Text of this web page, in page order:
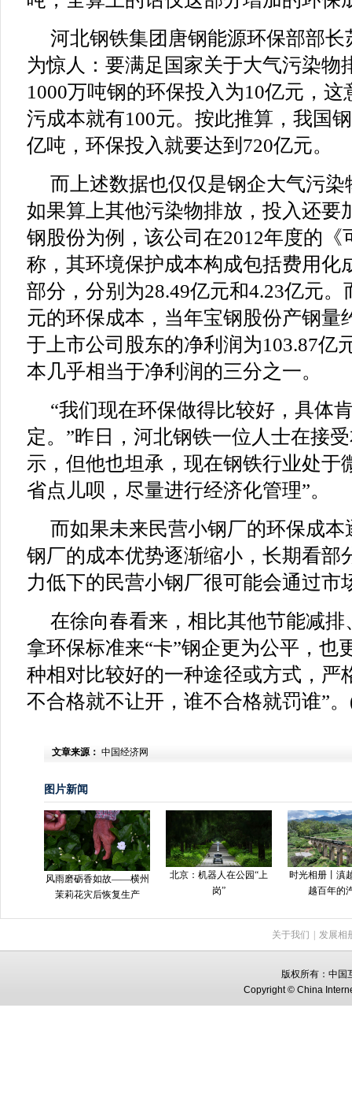
河北钢铁集团唐钢能源环保部部
为惊人：要满足国家关于大气污染物
1000万吨钢的环保投入为10亿元，
污成本就有100元。按此推算，我国
亿吨，环保投入就要达到720亿元。
而上述数据也仅仅是钢企大气污
如果算上其他污染物排放，投入还要
钢股份为例，该公司在2012年度的《
称，其环境保护成本构成包括费用化
部分，分别为28.49亿元和4.23亿元。
元的环保成本，当年宝钢股份产钢量
于上市公司股东的净利润为103.87亿
本几乎相当于净利润的三分之一。
“我们现在环保做得比较好，具体
定。”昨日，河北钢铁一位人士在接
示，但他也坦承，现在钢铁行业处于
省点儿呗，尽量进行经济化管理”。
而如果未来民营小钢厂的环保成
钢厂的成本优势逐渐缩小，长期看部
力低下的民营小钢厂很可能会通过市
在徐向春看来，相比其他节能减
拿环保标准来“卡”钢企更为公平，也
种相对比较好的一种途径或方式，严
不合格就不让开，谁不合格就罚谁”
文章来源： 中国经济网